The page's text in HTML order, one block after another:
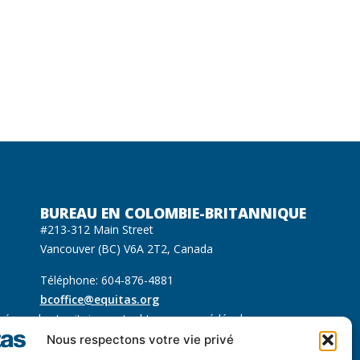
Nous respectons votre vie privé
BUREAU EN COLOMBIE-BRITANNIQUE
#213-312 Main Street
Vancouver (BC) V6A 2T2, Canada
Téléphone: 604-876-4881
bcoffice@equitas.org
sur les territoires autochtones non cédés des
(Squamish), səl̓ilwətaɁɬ (Tsleil Waututh) et